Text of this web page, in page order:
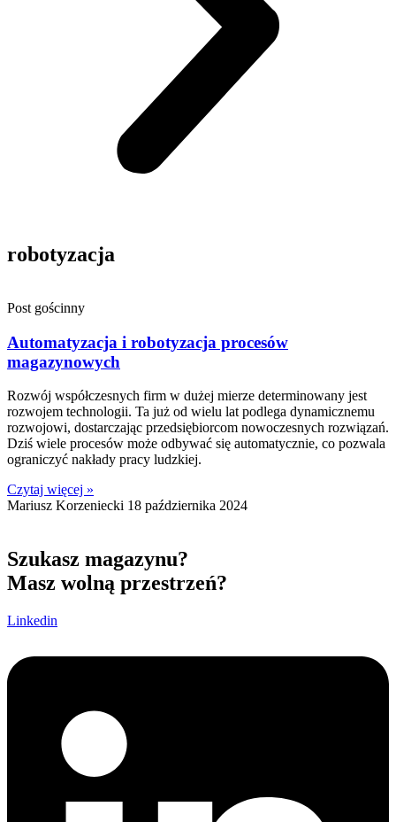
robotyzacja
Post gościnny
Automatyzacja i robotyzacja procesów
magazynowych
Rozwój współczesnych firm w dużej mierze determinowany jest
rozwojem technologii. Ta już od wielu lat podlega dynamicznemu
rozwojowi, dostarczając przedsiębiorcom nowoczesnych rozwiązań.
Dziś wiele procesów może odbywać się automatycznie, co pozwala
ograniczyć nakłady pracy ludzkiej.
Czytaj więcej »
Mariusz Korzeniecki 18 października 2024
Szukasz magazynu?
Masz wolną przestrzeń?
Linkedin